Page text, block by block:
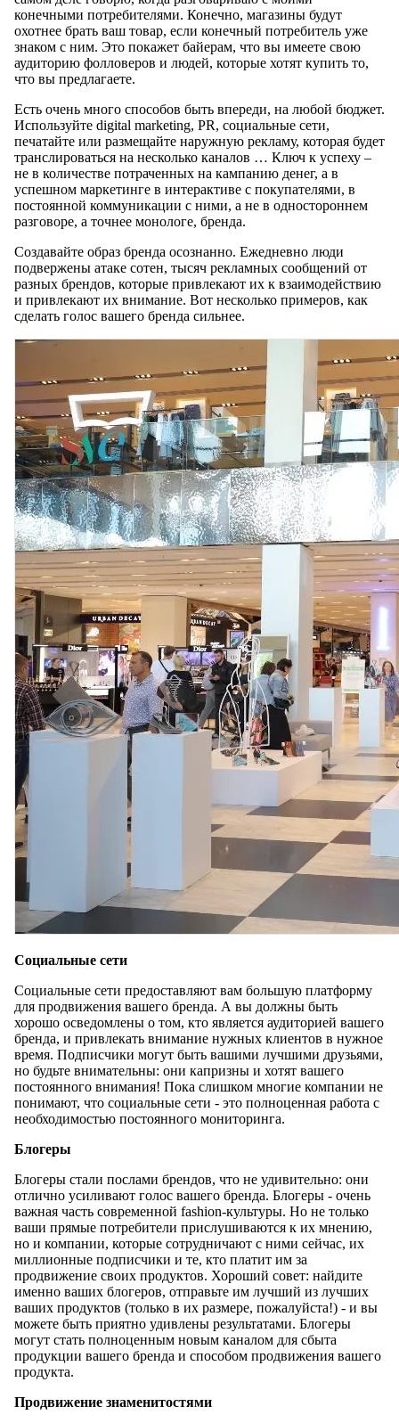
конечными потребителями. Конечно, магазины будут
охотнее брать ваш товар, если конечный потребитель уже
знаком с ним. Это покажет байерам, что вы имеете свою
аудиторию фолловеров и людей, которые хотят купить то,
что вы предлагаете.
Есть очень много способов быть впереди, на любой бюджет.
Используйте digital marketing, PR, социальные сети,
печатайте или размещайте наружную рекламу, которая будет
транслироваться на несколько каналов … Ключ к успеху –
не в количестве потраченных на кампанию денег, а в
успешном маркетинге в интерактиве с покупателями, в
постоянной коммуникации с ними, а не в одностороннем
разговоре, а точнее монологе, бренда.
Создавайте образ бренда осознанно. Ежедневно люди
подвержены атаке сотен, тысяч рекламных сообщений от
разных брендов, которые привлекают их к взаимодействию
и привлекают их внимание. Вот несколько примеров, как
сделать голос вашего бренда сильнее.
Социальные сети
Социальные сети предоставляют вам большую платформу
для продвижения вашего бренда. А вы должны быть
хорошо осведомлены о том, кто является аудиторией вашего
бренда, и привлекать внимание нужных клиентов в нужное
время. Подписчики могут быть вашими лучшими друзьями,
но будьте внимательны: они капризны и хотят вашего
постоянного внимания! Пока слишком многие компании не
понимают, что социальные сети - это полноценная работа с
необходимостью постоянного мониторинга.
Блогеры
Блогеры стали послами брендов, что не удивительно: они
отлично усиливают голос вашего бренда. Блогеры - очень
важная часть современной fashion-культуры. Но не только
ваши прямые потребители прислушиваются к их мнению,
но и компании, которые сотрудничают с ними сейчас, их
миллионные подписчики и те, кто платит им за
продвижение своих продуктов. Хороший совет: найдите
именно ваших блогеров, отправьте им лучший из лучших
ваших продуктов (только в их размере, пожалуйста!) - и вы
можете быть приятно удивлены результатами. Блогеры
могут стать полноценным новым каналом для сбыта
продукции вашего бренда и способом продвижения вашего
продукта.
Продвижение знаменитостями